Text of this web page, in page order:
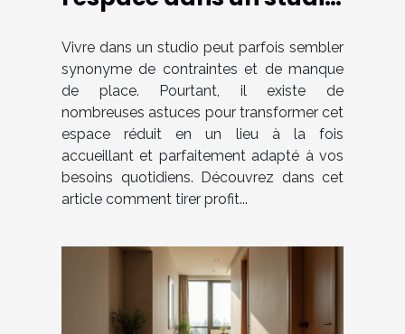
fonctionnel ?
Vivre dans un studio peut parfois sembler
synonyme de contraintes et de manque
de place. Pourtant, il existe de
nombreuses astuces pour transformer cet
espace réduit en un lieu à la fois
accueillant et parfaitement adapté à vos
besoins quotidiens. Découvrez dans cet
article comment tirer profit...